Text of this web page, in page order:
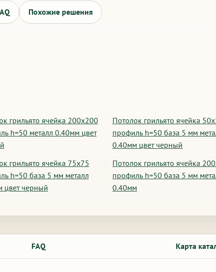
Похожие решения
грильято ячейка 200х200
h=50 металл 0.40мм цвет
Потолок грильято ячейка
профиль h=50 база 5 мм
0.40мм цвет черный
грильято ячейка 75х75
h=50 база 5 мм металл
цвет черный
Потолок грильято ячейка
профиль h=50 база 5 мм
0.40мм
FAQ Карта